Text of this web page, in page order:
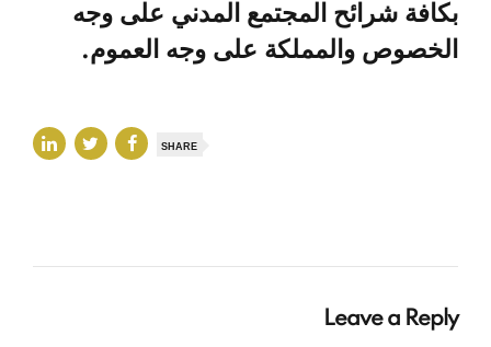
بكافة شرائح المجتمع المدني على وجه
الخصوص والمملكة على وجه العموم.
SHARE
Leave a Reply